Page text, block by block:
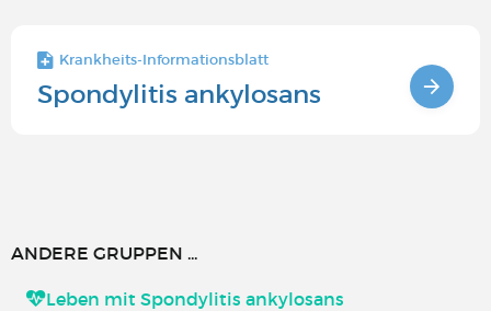
Krankheits-Informationsblatt
Spondylitis ankylosans
ANDERE GRUPPEN ...
Leben mit Spondylitis ankylosans